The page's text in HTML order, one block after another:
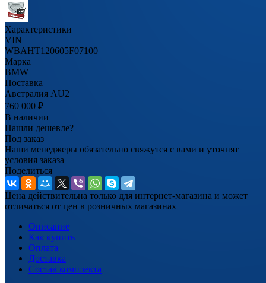
Характеристики
VIN
WBAHT120605F07100
Марка
BMW
Поставка
Австралия AU2
760 000 ₽
В наличии
Нашли дешевле?
Под заказ
Наши менеджеры обязательно свяжутся с вами и уточнят
условия заказа
Поделиться
Цена действительна только для интернет-магазина и может
отличаться от цен в розничных магазинах
Описание
Как купить
Оплата
Доставка
Состав комплекта